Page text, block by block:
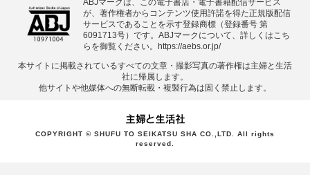
が、著作権者からコンテンツ使用許諾を得た正規版配信
サービスであることを示す登録商標（登録番号 第
6091713号）です。ABJマークについて、詳しくはこち
らを御覧ください。 https://aebs.or.jp/
本サイトに掲載されているすべての⽂章・撮影写真の著作権は主婦と⽣活
社に帰属します。
他サイトや他媒体への無断転載・複製⾏為は固く禁⽌します。
COPYRIGHT © SHUFU TO SEIKATSU SHA CO.,LTD. All rights
reserved.